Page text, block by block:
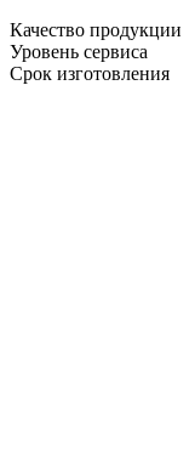
Качество продукции
Уровень сервиса
Срок изготовления